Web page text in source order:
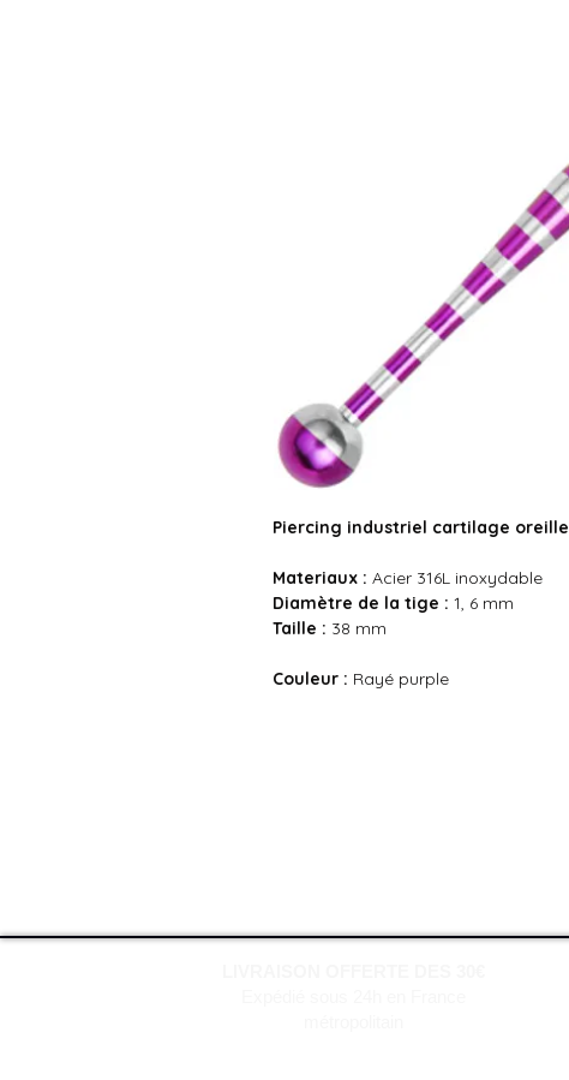
Piercing industriel cartilage oreille
Materiaux : Acier 316L inoxydable
Diamètre de la tige : 1, 6 mm
Taille : 38 mm
Couleur : Rayé purple